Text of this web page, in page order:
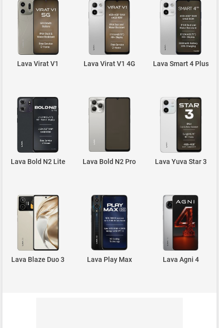
Lava Virat V1 Lava Virat V1 4G Lava Smart 4 Plus
Lava Bold N2 Lite Lava Bold N2 Pro Lava Yuva Star 3
Lava Blaze Duo 3 Lava Play Max Lava Agni 4